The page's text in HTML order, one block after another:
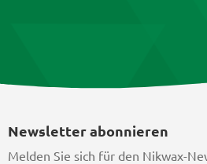
Newsletter abonnieren
Melden Sie sich für den Nikwax-